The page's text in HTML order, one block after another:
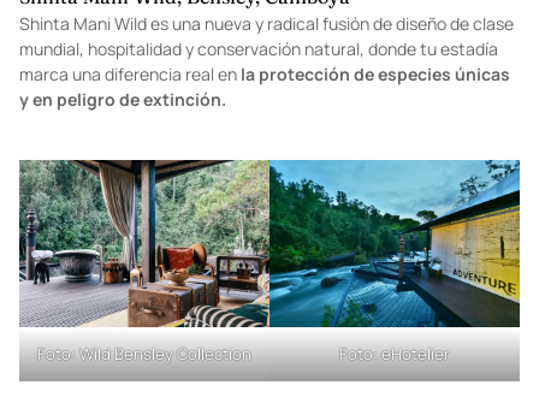
T. +91 1800 111 1825
P.meghauliserai.com
IG.@tajsafarismeghauliserai
Shinta Mani Wild, Bensley, Camboya
mundial, hospitalidad y conservación natural, donde tu estadía
marca una diferencia real enla protección de especies únicas
y en peligro de extinción.